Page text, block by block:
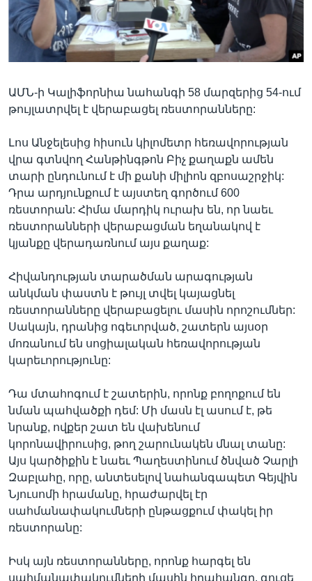
Լեզուներ
ԱՄՆ-ի Կալիֆորնիա նահանգի 58 մարզերից 54-ում
թույլատրվել է վերաբացել ռեստորանները:
Լոս Անջելեսից հիսուն կիլոմետր հեռավորության
վրա գտնվող Հանթինգթոն Բիչ քաղաքն ամեն
տարի ընդունում է մի քանի միլիոն զբոսաշրջիկ:
Դրա արդյունքում է այստեղ գործում 600
ռեստորան: Հիմա մարդիկ ուրախ են, որ նաեւ
ռեստորանների վերաբացման եղանակով է
կյանքը վերադառնում այս քաղաք:
Հիվանդության տարածման արագության
անկման փաստն է թույլ տվել կայացնել
ռեստորանները վերաբացելու մասին որոշումներ:
Սակայն, դրանից ոգեւորված, շատերն այսօր
մոռանում են սոցիալական հեռավորության
կարեւորությունը:
Դա մտահոգում է շատերին, որոնք բողոքում են
նման պահվածքի դեմ: Մի մասն էլ ասում է, թե
նրանք, ովքեր շատ են վախենում
կորոնավիրուսից, թող շարունակեն մնալ տանը:
Այս կարծիքին է նաեւ Պաղեստինում ծնված Չարլի
Զաբլահը, որը, անտեսելով նահանգապետ Գեյվին
Նյուսոմի հրամանը, հրաժարվել էր
սահմանափակումների ընթացքում փակել իր
ռեստորանը:
Իսկ այն ռեստորանները, որոնք հարգել են
սահմանափակումների մասին հրահանգը, գուցե